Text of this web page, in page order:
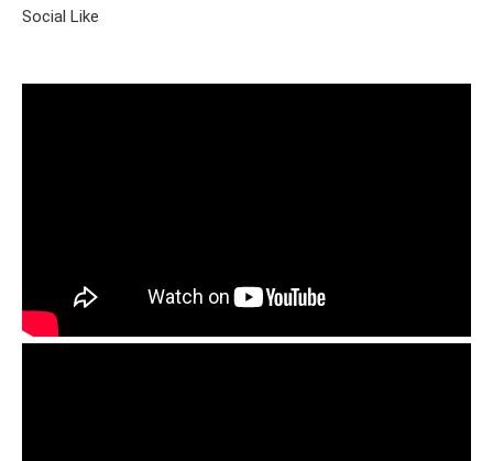
Social Like